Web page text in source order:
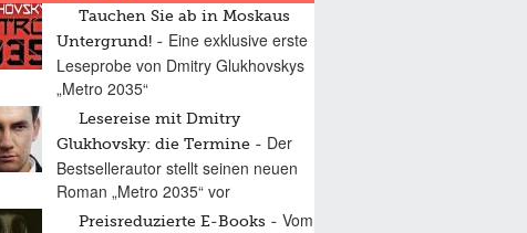
Tauchen Sie ab in Moskaus
Untergrund!
Eine exklusive erste
Leseprobe von Dmitry Glukhovskys
„Metro 2035“
Lesereise mit Dmitry
Glukhovsky: die Termine
Der
Bestsellerautor stellt seinen neuen
Roman „Metro 2035“ vor
Preisreduzierte E-Books
Vom